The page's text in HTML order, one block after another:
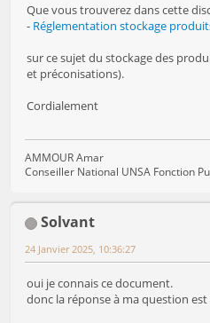
Que vous trouverez dans cette
- Réglementation stockage
sur ce sujet du stockage des
et préconisations).
Cordialement
AMMOUR Amar
Conseiller National UNSA Fonction
Solvant
24 Janvier 2025, 10:36:27
oui je connais ce document.
donc la réponse à ma question est